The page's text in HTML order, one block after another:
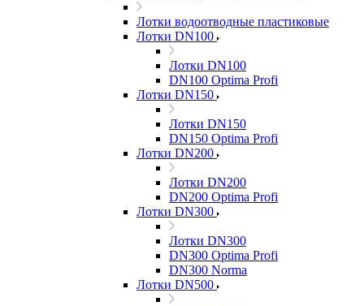
Лотки водоотводные пластиковые
Лотки DN100
Лотки DN100
DN100 Optima Profi
Лотки DN150
Лотки DN150
DN150 Optima Profi
Лотки DN200
Лотки DN200
DN200 Optima Profi
Лотки DN300
Лотки DN300
DN300 Optima Profi
DN300 Norma
Лотки DN500